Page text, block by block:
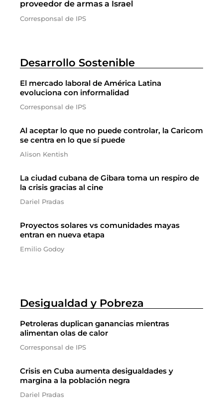
proveedor de armas a Israel
Corresponsal de IPS
Desarrollo Sostenible
El mercado laboral de América Latina
evoluciona con informalidad
Corresponsal de IPS
Al aceptar lo que no puede controlar, la Caricom
se centra en lo que sí puede
Alison Kentish
La ciudad cubana de Gibara toma un respiro de
la crisis gracias al cine
Dariel Pradas
Proyectos solares vs comunidades mayas
entran en nueva etapa
Emilio Godoy
Desigualdad y Pobreza
Petroleras duplican ganancias mientras
alimentan olas de calor
Corresponsal de IPS
Crisis en Cuba aumenta desigualdades y
margina a la población negra
Dariel Pradas